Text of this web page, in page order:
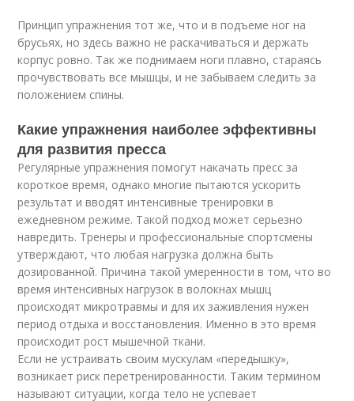
Принцип упражнения тот же, что и в подъеме ног на
брусьях, но здесь важно не раскачиваться и держать
корпус ровно. Так же поднимаем ноги плавно, стараясь
прочувствовать все мышцы, и не забываем следить за
положением спины.
Какие упражнения наиболее эффективны
для развития пресса
Регулярные упражнения помогут накачать пресс за
короткое время, однако многие пытаются ускорить
результат и вводят интенсивные тренировки в
ежедневном режиме. Такой подход может серьезно
навредить. Тренеры и профессиональные спортсмены
утверждают, что любая нагрузка должна быть
дозированной. Причина такой умеренности в том, что во
время интенсивных нагрузок в волокнах мышц
происходят микротравмы и для их заживления нужен
период отдыха и восстановления. Именно в это время
происходит рост мышечной ткани.
Если не устраивать своим мускулам «передышку»,
возникает риск перетренированности. Таким термином
называют ситуации, когда тело не успевает